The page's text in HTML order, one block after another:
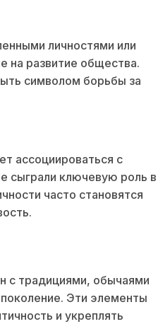
личностями или
на развитие общества.
символом борьбы за
ассоциироваться с
сыграли ключевую роль в
часто становятся
с традициями, обычаями
Эти элементы
и укреплять